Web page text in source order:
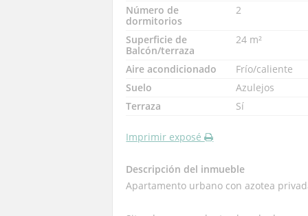
Número de
dormitorios
2
Superficie de
Balcón/terraza
24 m²
Aire acondicionado
Frío/caliente
Suelo
Azulejos
Terraza
Sí
Imprimir exposé
Descripción del inmueble
Apartamento urbano con azotea